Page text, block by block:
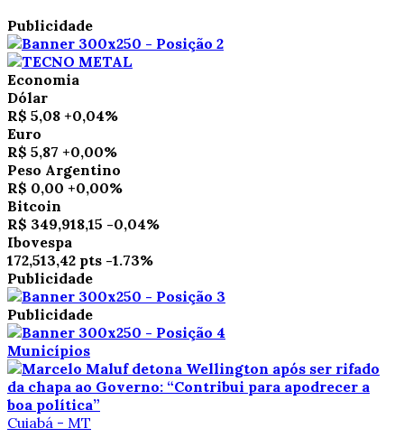
Publicidade
Economia
Dólar
R$ 5,08 +0,04%
Euro
R$ 5,87 +0,00%
Peso Argentino
R$ 0,00 +0,00%
Bitcoin
R$ 349,918,15 -0,04%
Ibovespa
172,513,42 pts -1.73%
Publicidade
Publicidade
Municípios
Cuiabá - MT